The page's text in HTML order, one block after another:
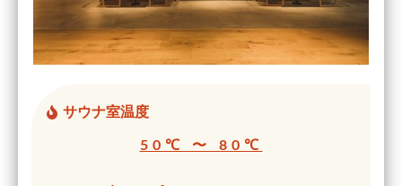
サウナ室温度
50℃ 〜 80℃